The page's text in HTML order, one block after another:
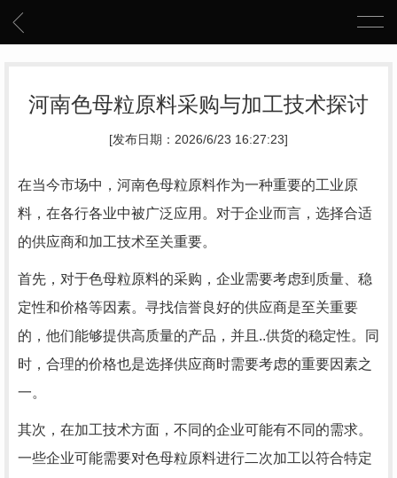
河南色母粒原料采购与加工技术探讨
[发布日期：2026/6/23 16:27:23]
在当今市场中，河南色母粒原料作为一种重要的工业原
料，在各行各业中被广泛应用。对于企业而言，选择合适
的供应商和加工技术至关重要。
首先，对于色母粒原料的采购，企业需要考虑到质量、稳
定性和价格等因素。寻找信誉良好的供应商是至关重要
的，他们能够提供高质量的产品，并且..供货的稳定性。同
时，合理的价格也是选择供应商时需要考虑的重要因素之
一。
其次，在加工技术方面，不同的企业可能有不同的需求。
一些企业可能需要对色母粒原料进行二次加工以符合特定